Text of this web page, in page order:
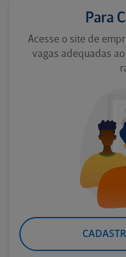
Para
Acesse o site de
vagas adequadas